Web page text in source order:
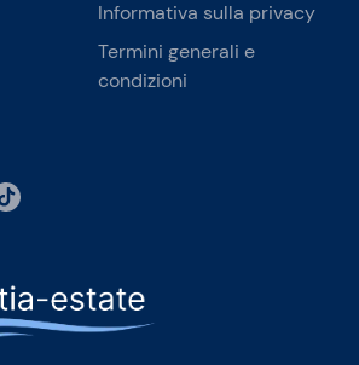
Informativa sulla privacy
Termini generali e
condizioni